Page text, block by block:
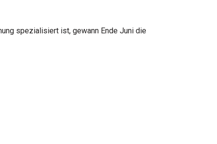
spezialisiert ist, gewann Ende Juni die